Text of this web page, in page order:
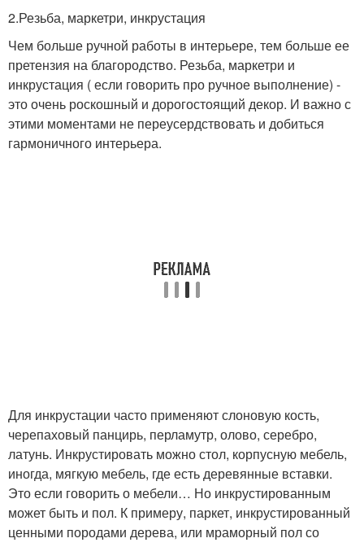
2.Резьба, маркетри, инкрустация
Чем больше ручной работы в интерьере, тем больше ее
претензия на благородство. Резьба, маркетри и
инкрустация ( если говорить про ручное выполнение) -
это очень роскошный и дорогостоящий декор. И важно с
этими моментами не переусердствовать и добиться
гармоничного интерьера.
Для инкрустации часто применяют слоновую кость,
черепаховый панцирь, перламутр, олово, серебро,
латунь. Инкрустировать можно стол, корпусную мебель,
иногда, мягкую мебель, где есть деревянные вставки.
Это если говорить о мебели… Но инкрустированным
может быть и пол. К примеру, паркет, инкрустированный
ценными породами дерева, или мраморный пол со